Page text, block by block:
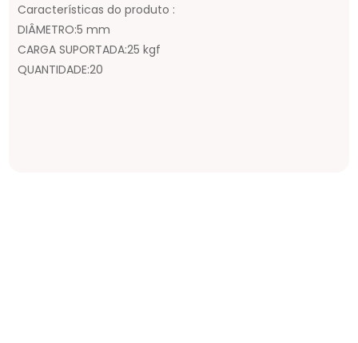
Características do produto :
DIÂMETRO:5 mm
CARGA SUPORTADA:25 kgf
QUANTIDADE:20